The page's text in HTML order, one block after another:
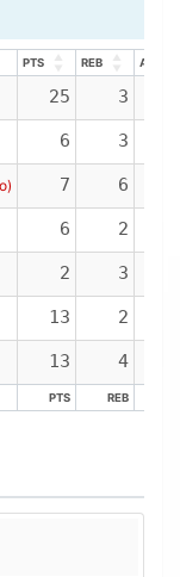
PTS REB
ASIS
PTS REB
25 3
6 3
7 6
6 2
2 3
13 2
13 4
PTS REB